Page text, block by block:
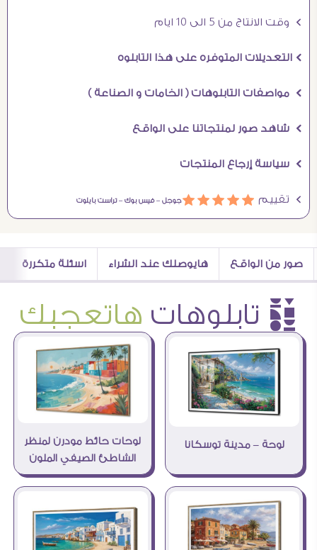
Ö وقت الانتاج من 5 الى 10 ايام
Ö التعديلات المتوفره على هذا التابلوه
Ö مواصفات التابلوهات ( الخامات و الصناعة )
Ö شاهد صور لمنتجاتنا على الواقع
Ö سياسة إرجاع المنتجات
Ö تقييم áááááجوجل –فيس بوك –تراست بايلوت
صور من الواقع هايوصلك عند الشراء اسئلة متكررة
è تابلوهات هاتعجبك
لوحة – مدينة توسكانا
لوحات حائط مودرن لمنظر
الشاطئ الصيفي الملون